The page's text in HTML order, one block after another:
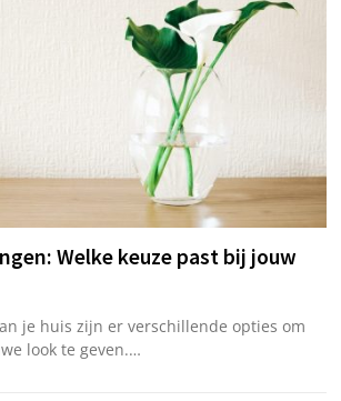
Welke keuze past bij jouw
je huis zijn er verschillende opties om
look te geven.…